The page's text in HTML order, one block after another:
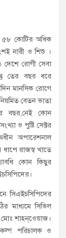
৫৮ কোটির অধিক
নারী ও শিশু ।
দেশে রোগী সেবা
তের বছর ধরে
দিন মানসিক রোগে
বেতন ভাতা
বছর,নেই কোন
ও পুষ্টি সেক্টর
অপারেশনাল
ধাপে রাজস্ব খাতে
কোন কিছুর
সিএইচসিপিদের
মাধ্যমে সিভিল
শাহন্ওেয়াজ।
পরিচালক ও